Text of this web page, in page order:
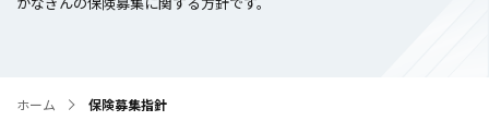
ホーム 保険募集指針